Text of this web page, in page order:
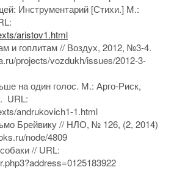
Инструментарий [Стихи.] М.:
aristov1.html
и гоплитам // Воздух, 2012, №3-4.
projects/vozdukh/issues/2012-3-
на один голос. М.: Арго-Риск,
URL:
andrukovich1-1.html
Брейвику // НЛО, № 126, (2, 2014)
node/4809
// URL: